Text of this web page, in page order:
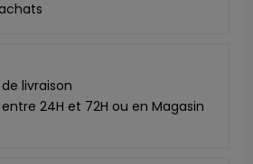
livraison
24H et 72H ou en Magasin